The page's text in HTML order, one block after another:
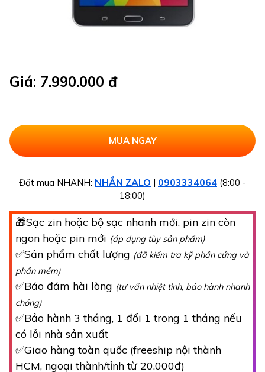
Giá: 7.990.000 đ
Đặt mua NHANH: NHẮN ZALO | 0903334064 (8:00 -
18:00)
🎁Sạc zin hoặc bộ sạc nhanh mới, pin zin còn
ngon hoặc pin mới (áp dụng tùy sản phẩm)
✅Sản phẩm chất lượng (đã kiểm tra kỹ phần cứng và
phần mềm)
✅Bảo đảm hài lòng (tư vấn nhiệt tình, bảo hành nhanh
chóng)
✅Bảo hành 3 tháng, 1 đổi 1 trong 1 tháng nếu
có lỗi nhà sản xuất
✅Giao hàng toàn quốc (freeship nội thành
HCM, ngoại thành/tỉnh từ 20.000đ)